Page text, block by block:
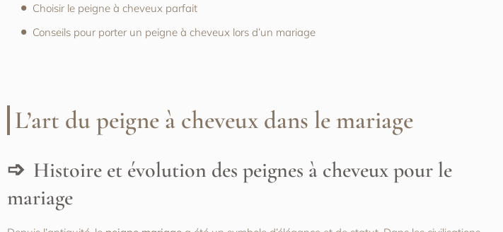
Choisir le peigne à cheveux parfait
Conseils pour porter un peigne à cheveux lors d’un mariage
L’art du peigne à cheveux dans le mariage
Histoire et évolution des peignes à cheveux pour le
mariage